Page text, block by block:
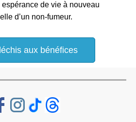
espérance de vie à nouveau
d’un non-fumeur.
aux bénéfices